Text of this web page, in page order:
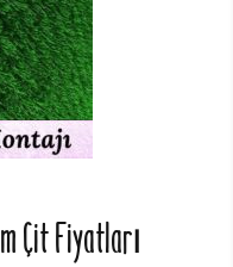
Çit Fiyatları